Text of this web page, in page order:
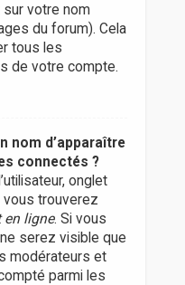
votre nom
du forum). Cela
tous les
de votre compte.
nom d’apparaître
connectés ?
onglet
vous trouverez
en ligne. Si vous
serez visible que
modérateurs et
parmi les